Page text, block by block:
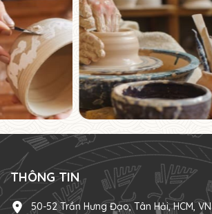
THÔNG TIN
50-52 Trần Hưng Đạo, Tân Hải, HCM, VN